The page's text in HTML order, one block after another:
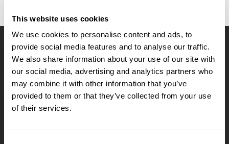
This website uses cookies
We use cookies to personalise content and ads, to
provide social media features and to analyse our traffic.
We also share information about your use of our site with
our social media, advertising and analytics partners who
may combine it with other information that you’ve
provided to them or that they’ve collected from your use
of their services.
OpenRunner
Equipe
Carrières
À propos
Contact